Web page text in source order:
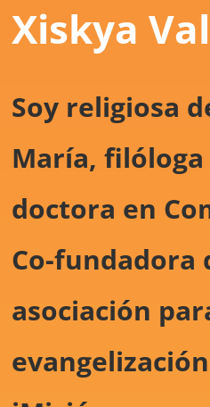
Xiskya
Soy religiosa
María,
doctora en
Co-fundadora
asociación